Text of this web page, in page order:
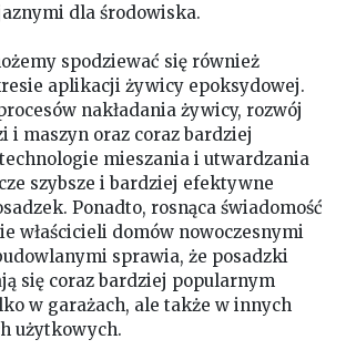
dla środowiska.
spodziewać się również
aplikacji żywicy epoksydowej.
nakładania żywicy, rozwój
i maszyn oraz coraz bardziej
mieszania i utwardzania
szybsze i bardziej efektywne
Ponadto, rosnąca świadomość
właścicieli domów nowoczesnymi
sprawia, że posadzki
się coraz bardziej popularnym
w garażach, ale także w innych
użytkowych.